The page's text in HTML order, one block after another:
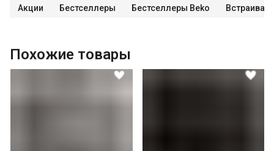
Акции Бестселлеры Бестселлеры Beko
Похожие товары